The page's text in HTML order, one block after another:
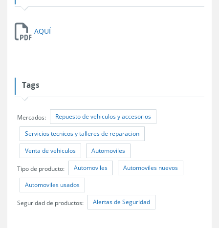
AQUÍ
Tags
Mercados: Repuesto de vehiculos y accesorios
Servicios tecnicos y talleres de reparacion
Venta de vehiculos Automoviles
Tipo de producto: Automoviles Automoviles nuevos
Automoviles usados
Seguridad de productos: Alertas de Seguridad